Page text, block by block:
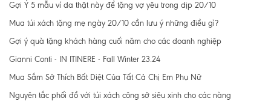
Gợi Ý 5 mẫu ví da thật này để tặng vợ yêu trong dịp 20/10
Mua túi xách tặng mẹ ngày 20/10 cần lưu ý những điều gì?
Gợi ý quà tặng khách hàng cuối năm cho các doanh nghiệp
Gianni Conti - IN ITINERE - Fall Winter 23.24
Mua Sắm Sở Thích Bất Diệt Của Tất Cả Chị Em Phụ Nữ
Nguyên tắc phối đồ với túi xách công sở siêu xinh cho các nàng